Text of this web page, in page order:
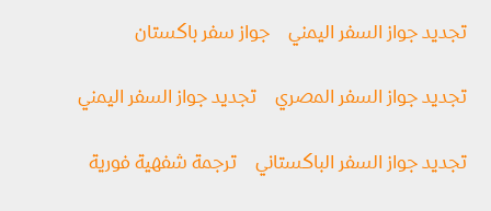
تجديد جواز السفر اليمني جواز سفر باكستان
تجديد جواز السفر المصري تجديد جواز السفر اليمني
تجديد جواز السفر الباكستاني ترجمة شفهية فورية